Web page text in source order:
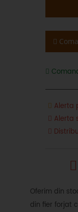
Alerta
Alerta
Oferim din
din fier forjat